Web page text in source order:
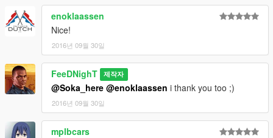
enoklaassen
Nice!
2016년 09월 30일
FeeDNighT 제작자
@Soka_here @enoklaassen i thank you too ;)
2016년 09월 30일
mplbcars